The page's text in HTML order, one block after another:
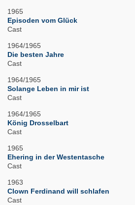
1965
Episoden vom Glück
Cast
1964/1965
Die besten Jahre
Cast
1964/1965
Solange Leben in mir ist
Cast
1964/1965
König Drosselbart
Cast
1965
Ehering in der Westentasche
Cast
1963
Clown Ferdinand will schlafen
Cast